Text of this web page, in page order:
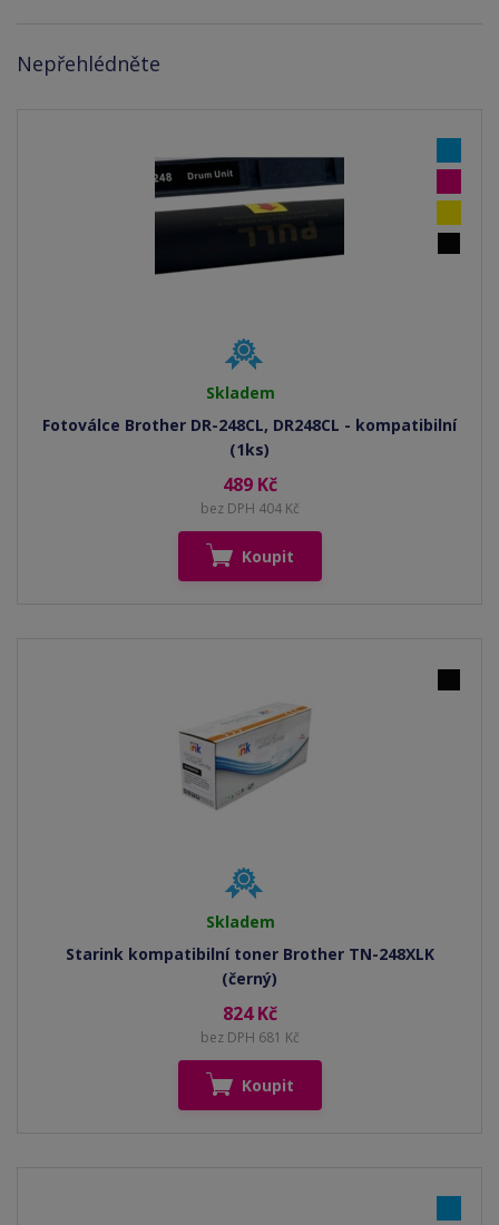
Nepřehlédněte
Skladem
Fotoválce Brother DR-248CL, DR248CL - kompatibilní
(1ks)
489 Kč
bez DPH 404 Kč
Koupit
Skladem
Starink kompatibilní toner Brother TN-248XLK
(černý)
824 Kč
bez DPH 681 Kč
Koupit